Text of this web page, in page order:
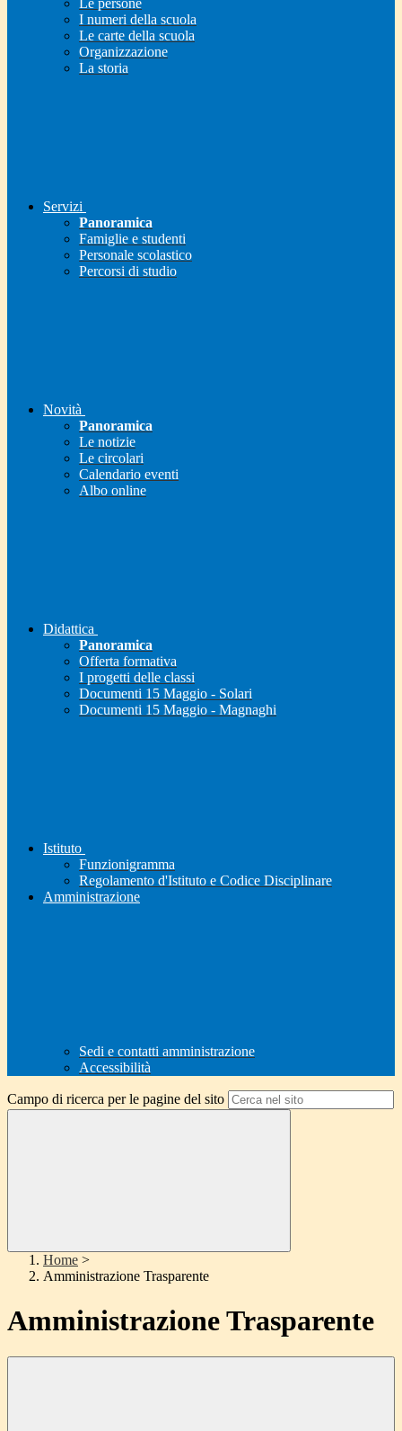
Le persone
I numeri della scuola
Le carte della scuola
Organizzazione
La storia
Servizi
Panoramica
Famiglie e studenti
Personale scolastico
Percorsi di studio
Novità
Panoramica
Le notizie
Le circolari
Calendario eventi
Albo online
Didattica
Panoramica
Offerta formativa
I progetti delle classi
Documenti 15 Maggio - Solari
Documenti 15 Maggio - Magnaghi
Istituto
Funzionigramma
Regolamento d'Istituto e Codice Disciplinare
Amministrazione
Sedi e contatti amministrazione
Accessibilità
Campo di ricerca per le pagine del sito
Home >
Amministrazione Trasparente
Amministrazione Trasparente